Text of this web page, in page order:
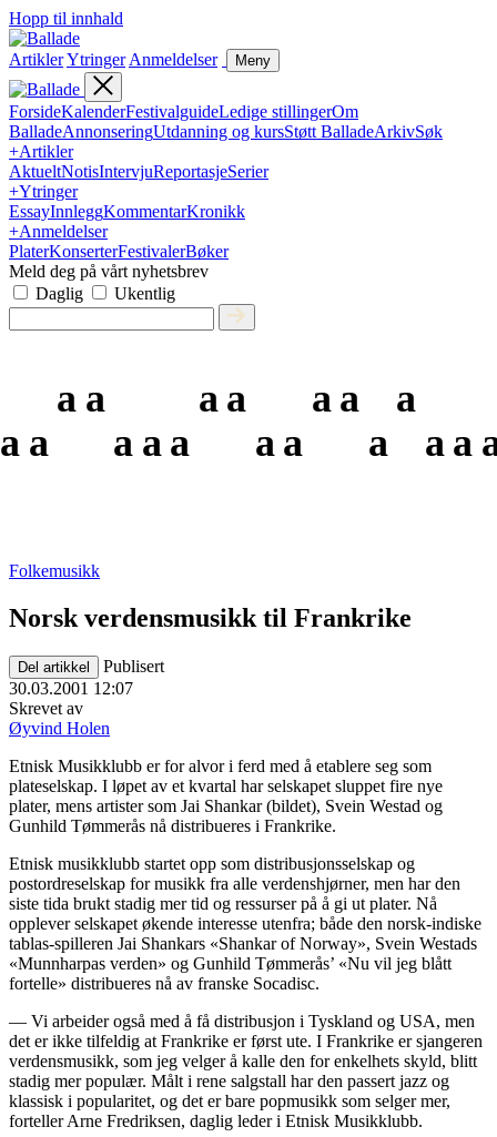
Hopp til innhald
ArtiklerYtringer Anmeldelser Meny
ForsideKalenderFestivalguideLedige stillingerOm
BalladeAnnonseringUtdanning og kursStøtt BalladeArkivSøk
+Artikler
AktueltNotisIntervjuReportasjeSerier
+Ytringer
EssayInnleggKommentarKronikk
+Anmeldelser
PlaterKonserterFestivalerBøker
Meld deg på vårt nyhetsbrev
Daglig
Ukentlig
a
a
a
a
a
a
a
Folkemusikk
Norsk verdensmusikk til Frankrike
Del artikkel
Publisert
30.03.2001 12:07
Skrevet av
Øyvind Holen
Etnisk Musikklubb er for alvor i ferd med å etablere seg som
plateselskap. I løpet av et kvartal har selskapet sluppet fire nye
plater, mens artister som Jai Shankar (bildet), Svein Westad og
Gunhild Tømmerås nå distribueres i Frankrike.
Etnisk musikklubb startet opp som distribusjonsselskap og
postordreselskap for musikk fra alle verdenshjørner, men har den
siste tida brukt stadig mer tid og ressurser på å gi ut plater. Nå
opplever selskapet økende interesse utenfra; både den norsk-indiske
tablas-spilleren Jai Shankars «Shankar of Norway», Svein Westads
«Munnharpas verden» og Gunhild Tømmerås’ «Nu vil jeg blått
fortelle» distribueres nå av franske Socadisc.
— Vi arbeider også med å få distribusjon i Tyskland og USA, men
det er ikke tilfeldig at Frankrike er først ute. I Frankrike er sjangeren
verdensmusikk, som jeg velger å kalle den for enkelhets skyld, blitt
stadig mer populær. Målt i rene salgstall har den passert jazz og
klassisk i popularitet, og det er bare popmusikk som selger mer,
forteller Arne Fredriksen, daglig leder i Etnisk Musikklubb.